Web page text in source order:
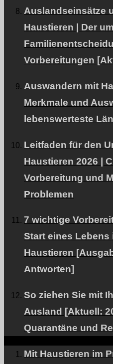
Auslandseinsätze
Haustieren | Der
Vorbereitungen
Auswandern mit
Merkmale und
lebenswerteste
Leitfaden für den
Haustieren 2026 |
Vorbereitung und
Problemen
7 wichtige
Start eines Lebens
Haustieren
Antworten]
So ziehen Sie mit
Ausland [Aktuell:
Quarantäne und
Mit Haustieren im
Blog
Informationen über Auswanderung
Pläne, die auf Ihre Bedürfnisse
Unser Team
Experten unterstützen Flugreisen
Facebook
Instagram
Kontakt
RSS
Häufig gestellte Fragen